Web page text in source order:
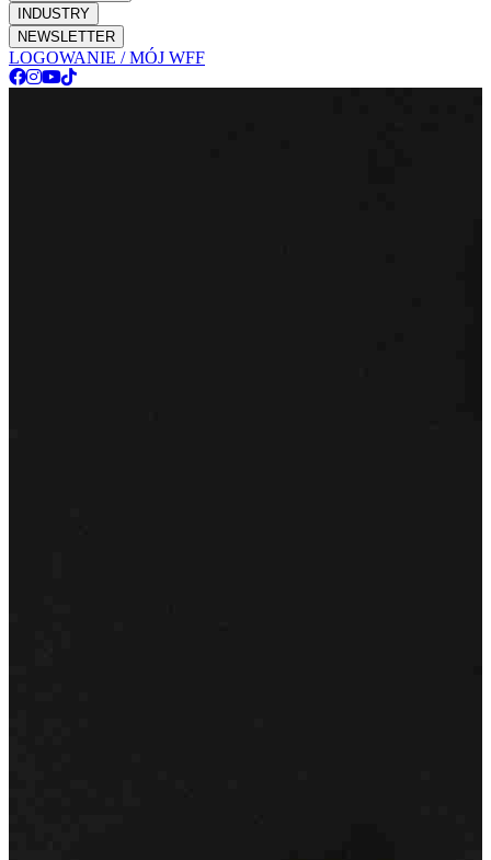
INDUSTRY
NEWSLETTER
LOGOWANIE / MÓJ WFF